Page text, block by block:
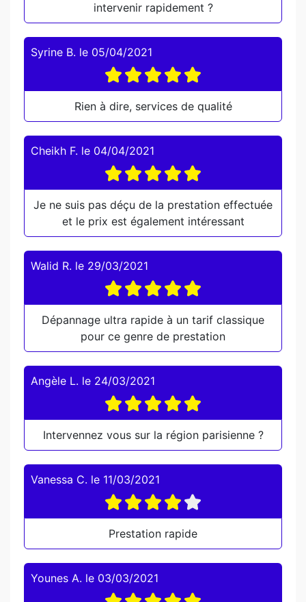
intervenir rapidement ?
Syrine B. le 05/04/2021
Rien à dire, services de qualité
Cheikh F. le 04/04/2021
Je ne suis pas déçu de la prestation effectuée
et le prix est également intéressant
Walid R. le 29/03/2021
Dépannage ultra rapide à un tarif classique
pour ce genre de prestation
Angèle L. le 24/03/2021
Intervennez vous sur la région parisienne ?
Vanessa C. le 11/03/2021
Prestation rapide
Younes A. le 03/03/2021